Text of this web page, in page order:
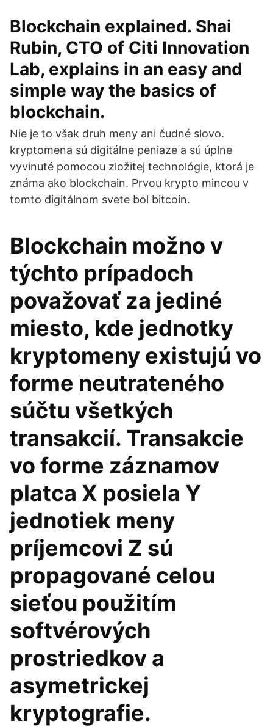
Blockchain explained. Shai
Rubin, CTO of Citi Innovation
Lab, explains in an easy and
simple way the basics of
blockchain.
Nie je to však druh meny ani čudné slovo.
kryptomena sú digitálne peniaze a sú úplne
vyvinuté pomocou zložitej technológie, ktorá je
známa ako blockchain. Prvou krypto mincou v
tomto digitálnom svete bol bitcoin.
Blockchain možno v
týchto prípadoch
považovať za jediné
miesto, kde jednotky
kryptomeny existujú vo
forme neutrateného
súčtu všetkých
transakcií. Transakcie
vo forme záznamov
platca X posiela Y
jednotiek meny
príjemcovi Z sú
propagované celou
sieťou použitím
softvérových
prostriedkov a
asymetrickej
kryptografie.